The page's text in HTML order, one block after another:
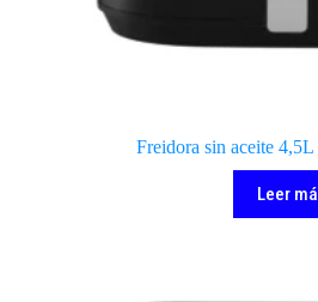
Freidora sin aceite
Leer